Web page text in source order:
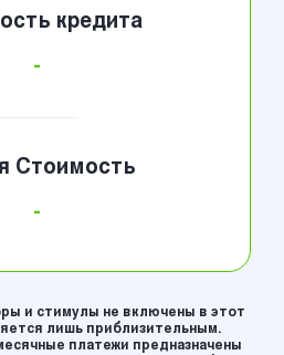
кредита
-
Стоимость
-
и стимулы не включены в этот
лишь приблизительным.
платежи предназначены